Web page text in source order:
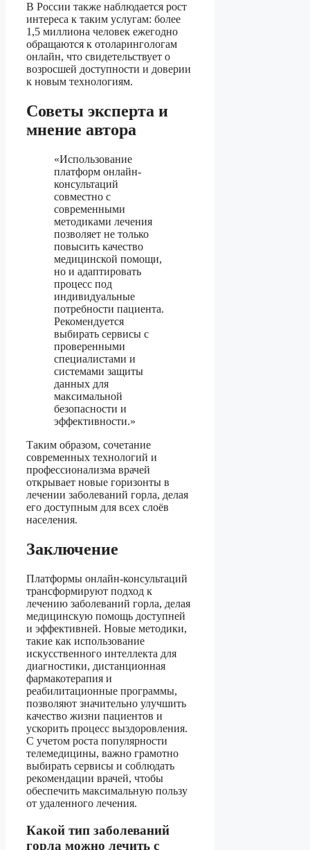
В России также наблюдается рост
интереса к таким услугам: более
1,5 миллиона человек ежегодно
обращаются к отоларингологам
онлайн, что свидетельствует о
возросшей доступности и доверии
к новым технологиям.
Советы эксперта и
мнение автора
«Использование
платформ онлайн-
консультаций
совместно с
современными
методиками лечения
позволяет не только
повысить качество
медицинской помощи,
но и адаптировать
процесс под
индивидуальные
потребности пациента.
Рекомендуется
выбирать сервисы с
проверенными
специалистами и
системами защиты
данных для
максимальной
безопасности и
эффективности.»
Таким образом, сочетание
современных технологий и
профессионализма врачей
открывает новые горизонты в
лечении заболеваний горла, делая
его доступным для всех слоёв
населения.
Заключение
Платформы онлайн-консультаций
трансформируют подход к
лечению заболеваний горла, делая
медицинскую помощь доступней
и эффективней. Новые методики,
такие как использование
искусственного интеллекта для
диагностики, дистанционная
фармакотерапия и
реабилитационные программы,
позволяют значительно улучшить
качество жизни пациентов и
ускорить процесс выздоровления.
С учетом роста популярности
телемедицины, важно грамотно
выбирать сервисы и соблюдать
рекомендации врачей, чтобы
обеспечить максимальную пользу
от удаленного лечения.
Какой тип заболеваний
горла можно лечить с